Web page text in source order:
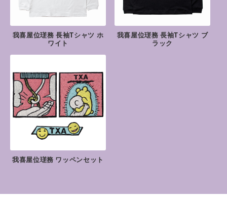
我喜屋位瑳務 長袖Tシャツ ホ
ワイト
我喜屋位瑳務 長袖Tシャツ ブ
ラック
我喜屋位瑳務 ワッペンセット